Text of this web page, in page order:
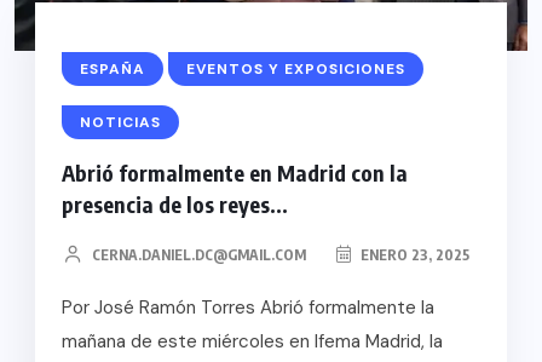
ESPAÑA EVENTOS Y EXPOSICIONES
NOTICIAS
Abrió formalmente en Madrid con la
presencia de los reyes...
CERNA.DANIEL.DC@GMAIL.COM ENERO 23, 2025
Por José Ramón Torres Abrió formalmente la
mañana de este miércoles en Ifema Madrid, la